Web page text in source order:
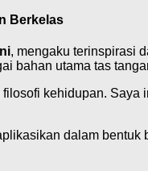
Berkelas
, mengaku terinspirasi
bahan utama tas
kehidupan.
dalam